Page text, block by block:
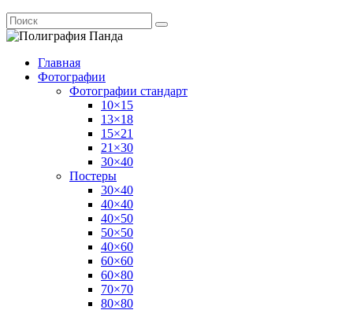
Главная
Фотографии
Фотографии стандарт
10×15
13×18
15×21
21×30
30×40
Постеры
30×40
40×40
40×50
50×50
40×60
60×60
60×80
70×70
80×80